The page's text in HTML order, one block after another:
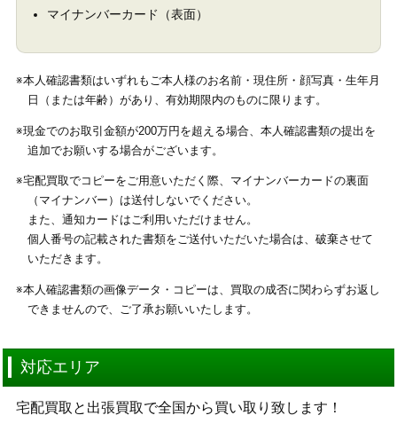
マイナンバーカード（表面）
※本人確認書類はいずれもご本人様のお名前・現住所・顔写真・生年月
日（または年齢）があり、有効期限内のものに限ります。
※現金でのお取引金額が200万円を超える場合、本人確認書類の提出を
追加でお願いする場合がございます。
※宅配買取でコピーをご用意いただく際、マイナンバーカードの裏面
（マイナンバー）は送付しないでください。
また、通知カードはご利用いただけません。
個人番号の記載された書類をご送付いただいた場合は、破棄させて
いただきます。
※本人確認書類の画像データ・コピーは、買取の成否に関わらずお返し
できませんので、ご了承お願いいたします。
対応エリア
宅配買取と出張買取で全国から買い取り致します！